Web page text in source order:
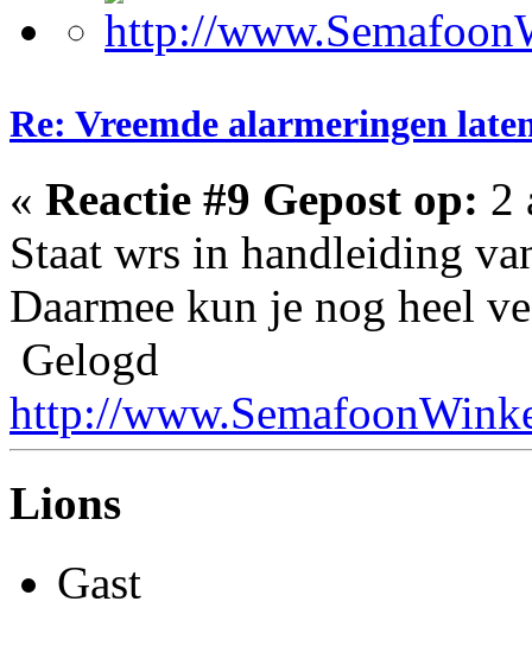
Re: Vreemde alarmeringen
« Reactie #9 Gepost op: 2
Staat wrs in handleiding
Daarmee kun je nog heel
Gelogd
http://
Lions
Gast